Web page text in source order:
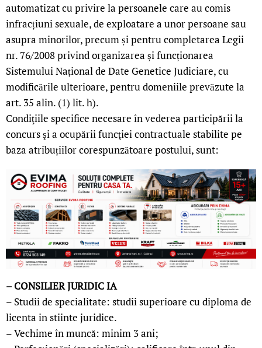
automatizat cu privire la persoanele care au comis
infracțiuni sexuale, de exploatare a unor persoane sau
asupra minorilor, precum și pentru completarea Legii
nr. 76/2008 privind organizarea și funcționarea
Sistemului Național de Date Genetice Judiciare, cu
modificările ulterioare, pentru domeniile prevăzute la
art. 35 alin. (1) lit. h).
Condiţiile specifice necesare în vederea participării la
concurs şi a ocupării funcţiei contractuale stabilite pe
baza atribuțiilor corespunzătoare postului, sunt:
– CONSILIER JURIDIC IA
– Studii de specialitate: studii superioare cu diploma de
licenta in stiinte juridice.
– Vechime în muncă: minim 3 ani;